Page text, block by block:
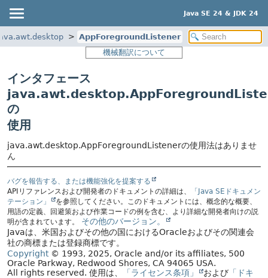
Java SE 24 & JDK 24
AppForegroundListener
機械翻訳について
インタフェース
の
使用
java.awt.desktop.AppForegroundListenerの使用法はありませ
ん
バグを報告する、または機能強化を提案する
APIリファレンスおよび開発者のドキュメントの詳細は、
「Java SEドキュメン
テーション」
を参照してください。このドキュメントには、概念的な概要、
用語の定義、回避策および作業コードの例を含む、より詳細な開発者向けの説
明が含まれています。
その他のバージョン。
Javaは、米国およびその他の国におけるOracleおよびその関連会
社の商標または登録商標です。
Copyright© 1993, 2025, Oracle and/or its affiliates, 500
Oracle Parkway, Redwood Shores, CA 94065 USA.
All rights reserved. 使用は、 「ライセンス条項」 および 「ドキ